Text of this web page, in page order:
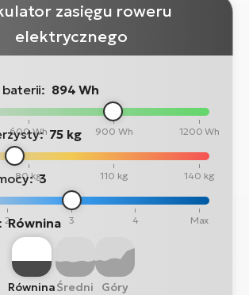
zasięgu roweru
elektrycznego
baterii: 894 Wh
600 Wh 900 Wh 1200 Wh
75 kg
80 kg 110 kg 140 kg
3
2 3 4 Max
Równina
RówninaŚredni Góry